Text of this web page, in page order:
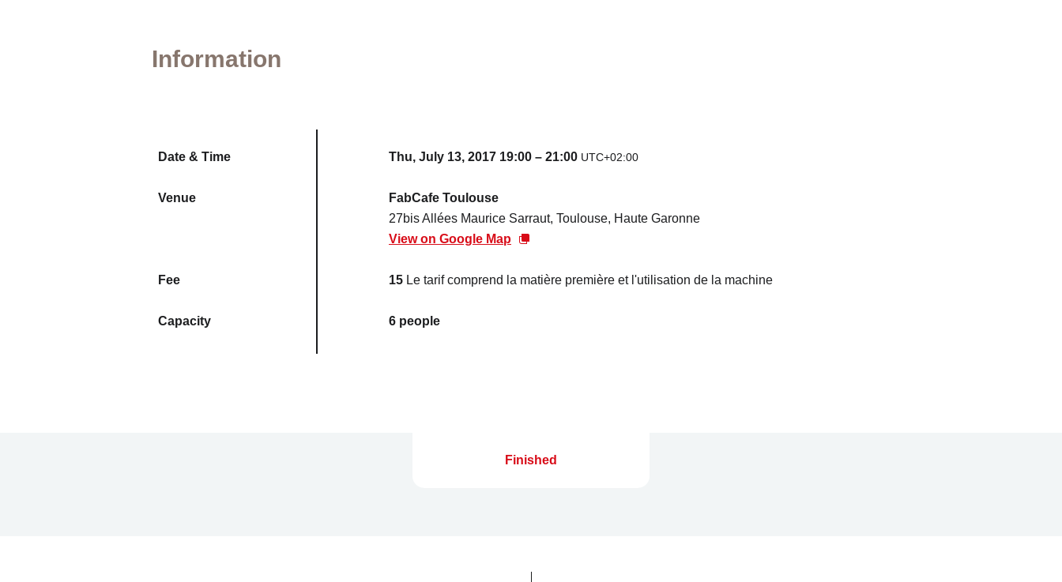
Information
Date & Time Thu, July 13, 2017 19:00 – 21:00 UTC+02:00
Venue
FabCafe Toulouse
27bis Allées Maurice Sarraut, Toulouse, Haute Garonne
View on Google Map
Fee 15 Le tarif comprend la matière première et l'utilisation de la machine
Capacity 6 people
Finished